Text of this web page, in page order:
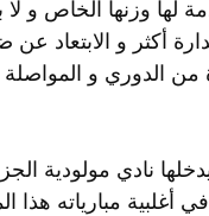
لها وزنها الخاص و
أكثر و الابتعاد
من الدوري و
يدخلها نادي مولودية
أغلبية مبارياته هذا